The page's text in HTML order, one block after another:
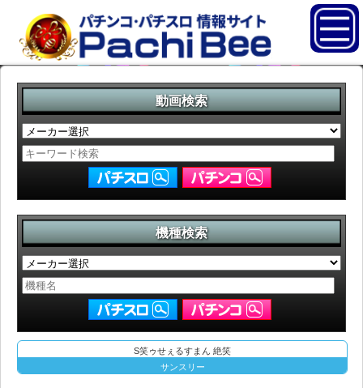
動画検索
機種検索
S笑ゥせぇるすまん 絶笑
サンスリー